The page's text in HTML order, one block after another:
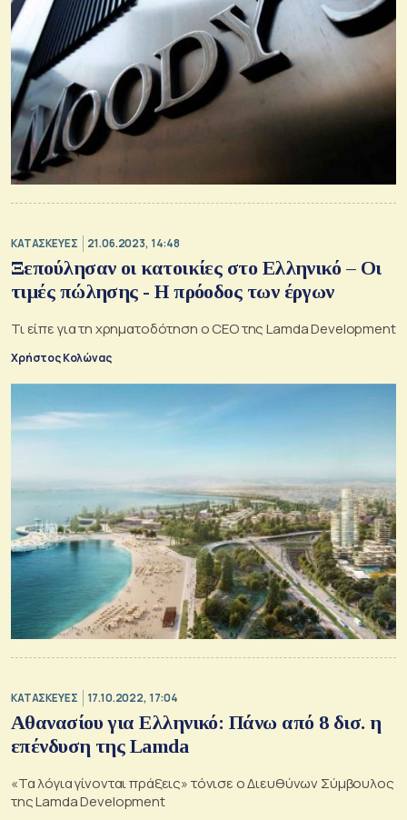
ΚΑΤΑΣΚΕΥΕΣ 21.06.2023, 14:48
Ξεπούλησαν οι κατοικίες στο Ελληνικό – Οι
τιμές πώλησης - Η πρόοδος των έργων
Τι είπε για τη χρηματοδότηση ο CEO της Lamda Development
Χρήστος Κολώνας
ΚΑΤΑΣΚΕΥΕΣ 17.10.2022, 17:04
Αθανασίου για Ελληνικό: Πάνω από 8 δισ. η
επένδυση της Lamda
«Τα λόγια γίνονται πράξεις» τόνισε ο Διευθύνων Σύμβουλος
της Lamda Development